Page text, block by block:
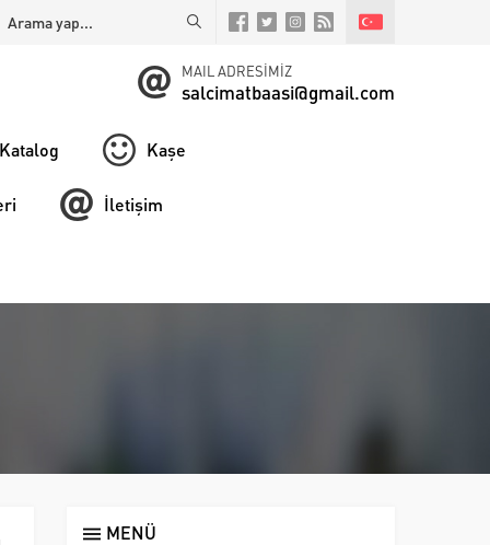
MAIL ADRESİMİZ
salcimatbaasi@gmail.com
Katalog Kaşe
İletişim
MENÜ